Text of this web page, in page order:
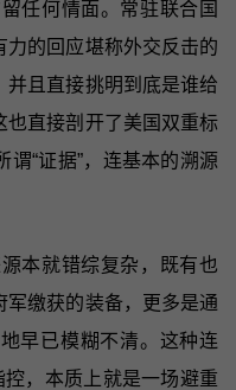
任何情面。常驻联合国
力的回应堪称外交反击的
且直接挑明到底是谁给
也直接剖开了美国双重标
“证据”，连基本的溯源
本就错综复杂，既有也
军缴获的装备，更多是通
早已模糊不清。这种连
控，本质上就是一场避重